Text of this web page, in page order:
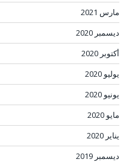
مارس 2021
ديسمبر 2020
أكتوبر 2020
يوليو 2020
يونيو 2020
مايو 2020
يناير 2020
ديسمبر 2019